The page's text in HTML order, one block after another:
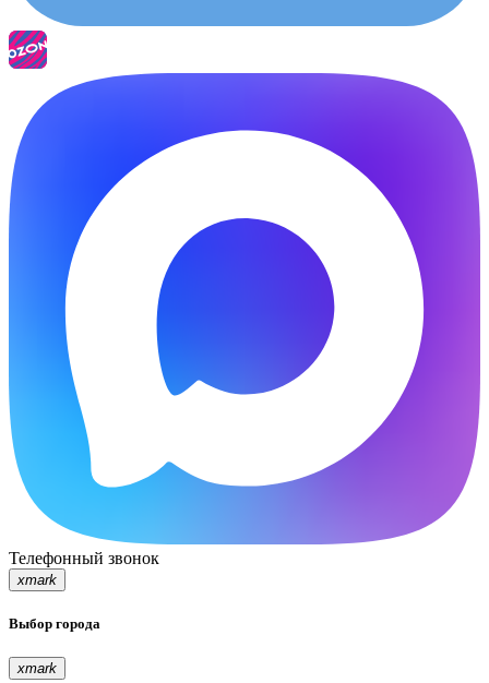
Телефонный звонок
xmark
Выбор города
xmark